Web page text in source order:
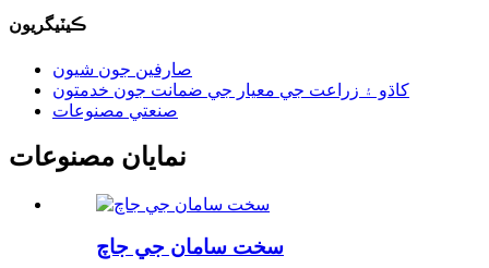
ڪيٽيگريون
صارفين جون شيون
کاڌو ۽ زراعت جي معيار جي ضمانت جون خدمتون
صنعتي مصنوعات
نمايان مصنوعات
سخت سامان جي جاچ